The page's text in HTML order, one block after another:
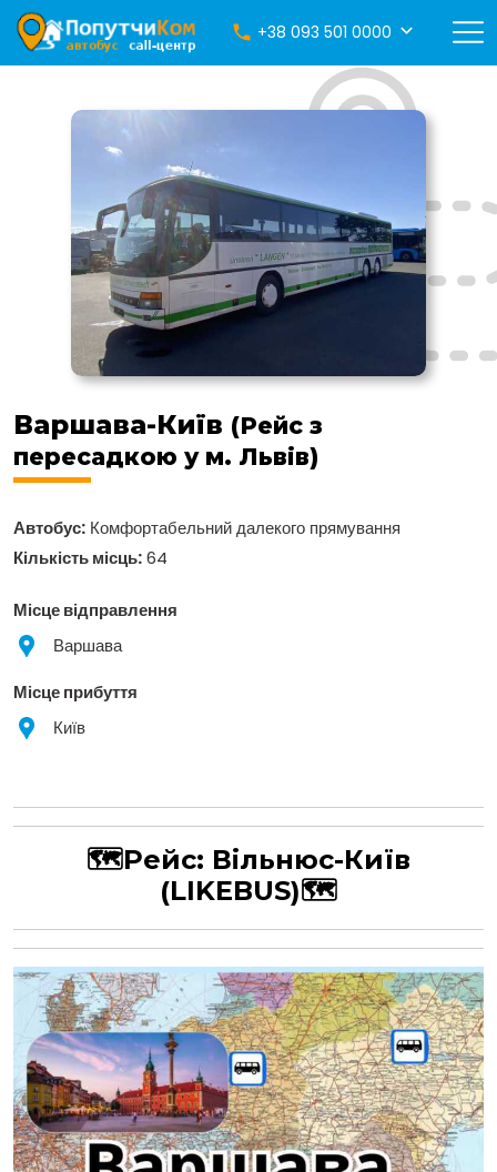
+38 093 501 0000
Варшава-Київ (Рейс з
пересадкою у м. Львів)
Автобус: Комфортабельний далекого прямування
Кількість місць:64
Місце відправлення
Варшава
Місце прибуття
Київ
🗺Рейс: Вільнюс-Київ
(LIKEBUS)🗺